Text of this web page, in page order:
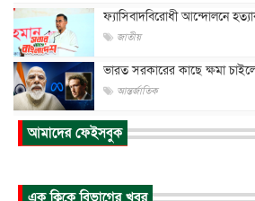
ফ্যাসিবাদবিরোধী আন্দোলনে
জাতীয়
ভারত সরকারের কাছে ক্ষমা
আন্তর্জাতিক
আকাশে ট্রাম্পের হেলিকপ্টার ও
আন্তর্জাতিক
আমাদের ফেইসবুক